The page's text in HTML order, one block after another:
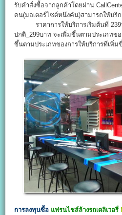
รับคำสั่งซื้อจากลูกค้าโดยผ่าน
คน(มอเตอร์ไซต์หนึ่งคัน)สามารถให้บริ
ราคาการให้บริการเริ่มต้นที่ 239บ
ปกติ_299บาท จะเพิ่มขึ้นตามประเภทข
ขึ้นตามประเภทของการให้บริการที่เพิ่
การลงทุนซื้อ แฟรนไชส์ล้างรถเดลิเวอรี่